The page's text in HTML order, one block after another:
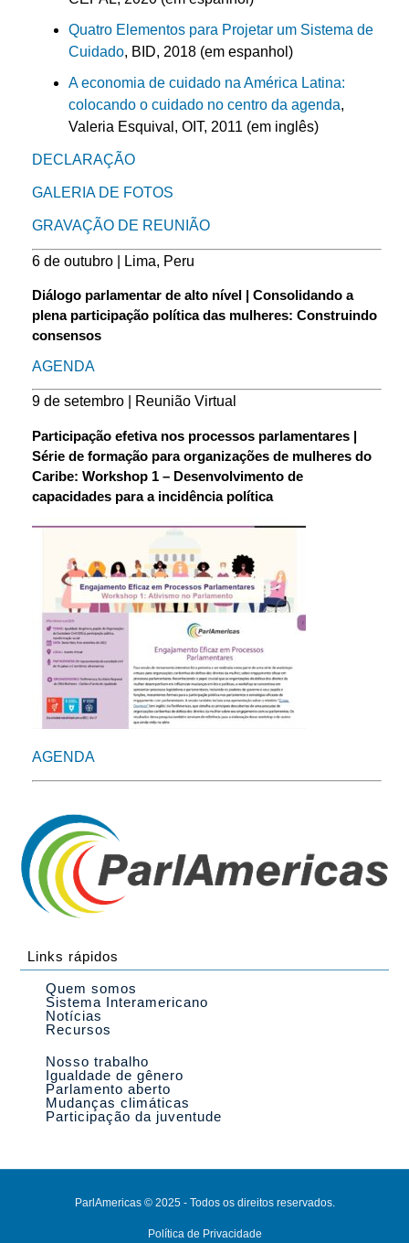
Quatro Elementos para Projetar um Sistema de
Cuidado, BID, 2018 (em espanhol)
A economia de cuidado na América Latina:
colocando o cuidado no centro da agenda,
Valeria Esquival, OIT, 2011 (em inglês)
DECLARAÇÃO
GALERIA DE FOTOS
GRAVAÇÃO DE REUNIÃO
6 de outubro | Lima, Peru
Diálogo parlamentar de alto nível | Consolidando a
plena participação política das mulheres: Construindo
consensos
AGENDA
9 de setembro | Reunião Virtual
Participação efetiva nos processos parlamentares |
Série de formação para organizações de mulheres do
Caribe: Workshop 1 – Desenvolvimento de
capacidades para a incidência política
AGENDA
Links rápidos
Quem somos
Sistema Interamericano
Notícias
Recursos
Nosso trabalho
Igualdade de gênero
Parlamento aberto
Mudanças climáticas
Participação da juventude
ParlAmericas © 2025 - Todos os direitos reservados.
Política de Privacidade